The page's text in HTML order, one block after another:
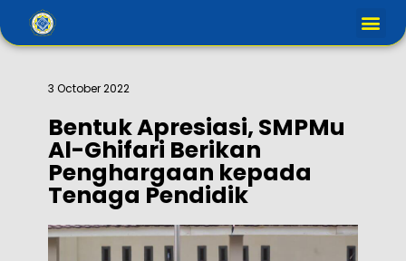
3 October 2022
Bentuk Apresiasi, SMPMu
Al-Ghifari Berikan
Penghargaan kepada
Tenaga Pendidik